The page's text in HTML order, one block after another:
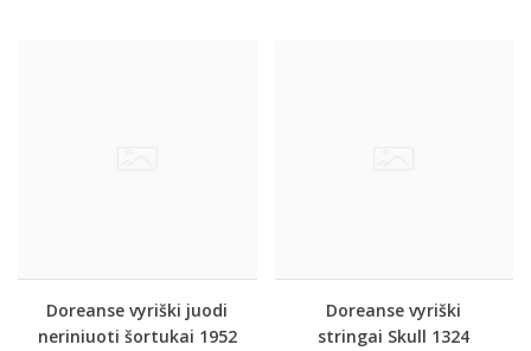
Doreanse vyriški juodi
neriniuoti šortukai 1952
Doreanse vyriški
stringai Skull 1324